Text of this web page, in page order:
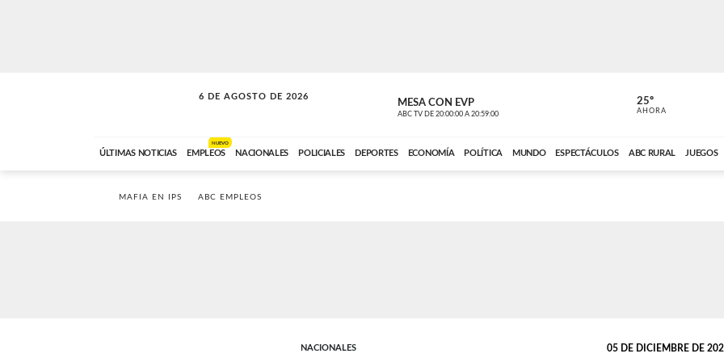
6 DE AGOSTO DE 2026
SOLO MÚSICA MESA CON EVP
ABC TV DE 20:00:00 A 20:59:00 ABC CARDINAL
25º
AHORA
ÚLTIMAS NOTICIAS EMPLEOS
NUEVO
NACIONALES POLICIALES DEPORTES ECONOMÍA POLÍTICA MUNDO ESPECTÁCULOS ABC RURAL JUEGOS
MAFIA EN IPS ABC EMPLEOS
NACIONALES 05 DE DICIEMBRE DE